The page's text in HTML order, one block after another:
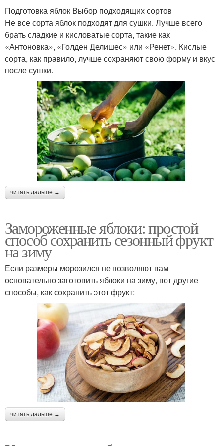
Подготовка яблок Выбор подходящих сортов
Не все сорта яблок подходят для сушки. Лучше всего
брать сладкие и кисловатые сорта, такие как
«Антоновка», «Голден Делишес» или «Ренет». Кислые
сорта, как правило, лучше сохраняют свою форму и вкус
после сушки.
читать дальше →
Замороженные яблоки: простой
способ сохранить сезонный фрукт
на зиму
Если размеры морозился не позволяют вам
основательно заготовить яблоки на зиму, вот другие
способы, как сохранить этот фрукт:
читать дальше →